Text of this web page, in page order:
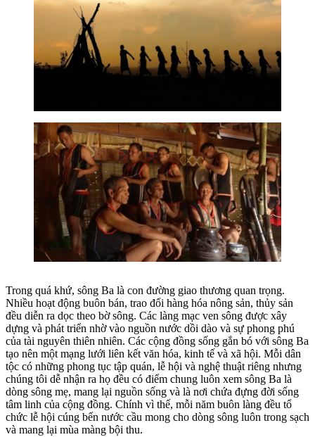
Trong quá khứ, sông Ba là con đường giao thương quan trọng.
Nhiều hoạt động buôn bán, trao đổi hàng hóa nông sản, thủy sản
đều diễn ra dọc theo bờ sông. Các làng mạc ven sông được xây
dựng và phát triển nhờ vào nguồn nước dồi dào và sự phong phú
của tài nguyên thiên nhiên. Các cộng đồng sống gắn bó với sông Ba
tạo nên một mạng lưới liên kết văn hóa, kinh tế và xã hội. Mỗi dân
tộc có những phong tục tập quán, lễ hội và nghệ thuật riêng nhưng
chúng tôi dễ nhận ra họ đều có điểm chung luôn xem sông Ba là
dòng sông mẹ, mang lại nguồn sống và là nơi chứa đựng đời sống
tâm linh của cộng đồng. Chính vì thế, mỗi năm buôn làng đều tổ
chức lễ hội cúng bến nước cầu mong cho dòng sông luôn trong sạch
và mang lại mùa màng bội thu.